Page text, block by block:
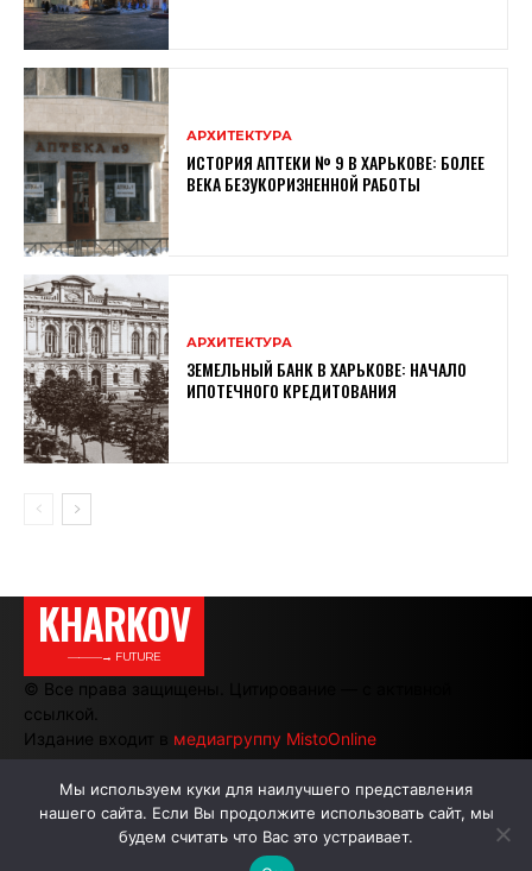
АРХИТЕКТУРА
ИСТОРИЯ АПТЕКИ № 9 В ХАРЬКОВЕ: БОЛЕЕ
ВЕКА БЕЗУКОРИЗНЕННОЙ РАБОТЫ
АРХИТЕКТУРА
ЗЕМЕЛЬНЫЙ БАНК В ХАРЬКОВЕ: НАЧАЛО
ИПОТЕЧНОГО КРЕДИТОВАНИЯ
KHARKOV
———→ FUTURE
© Все права защищены. Цитирование — с активной
ссылкой.
Издание входит в медиагруппу MistoOnline
АВТОРЫ РЕКЛАМА НА САЙТЕ
Мы используем куки для наилучшего представления
нашего сайта. Если Вы продолжите использовать сайт, мы
будем считать что Вас это устраивает.